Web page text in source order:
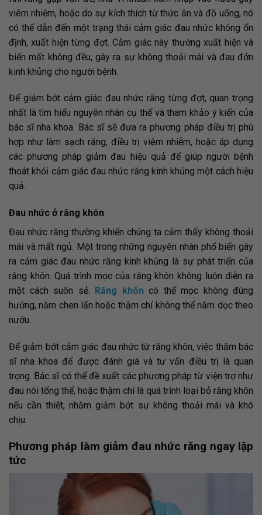
viêm nhiễm, hoặc do sự kích thích từ thức ăn và đồ uống, nó
có thể dẫn đến một trạng thái cảm giác đau nhức không ổn
định, xuất hiện từng đợt. Cảm giác này thường xuất hiện và
biến mất không đều, gây ra sự không thoải mái và đau đớn
kinh khủng cho người bệnh.
Để giảm bớt cảm giác đau nhức răng từng đợt, quan trọng
nhất là tìm hiểu nguyên nhân cụ thể và tham khảo ý kiến của
bác sĩ nha khoa. Bác sĩ sẽ đưa ra phương pháp điều trị phù
hợp như làm sạch răng, điều trị viêm nhiễm, hoặc áp dụng
các phương pháp giảm đau hiệu quả để giúp người bệnh
thoát khỏi cảm giác đau nhức răng kinh khủng một cách hiệu
quả.
Đau nhức ở răng khôn
Đau nhức răng thường khiến chúng ta cảm thấy không thoải
mái và mất ngủ. Một trong những nguyên nhân phổ biến gây
ra cảm giác đau nhức răng kinh khủng là sự phát triển của
răng khôn. Quá trình mọc của răng khôn không luôn diễn ra
một cách suôn sẻ.
Răng khôncó thể mọc không đúng
hướng, nằm chen lấn hoặc thậm chí không thể nằm dọc theo
nướu.
Để giảm bớt cảm giác đau nhức từ răng khôn, việc thăm bác
sĩ nha khoa để được đánh giá và tư vấn điều trị là quan
trọng. Bác sĩ có thể đề xuất các phương pháp từ viện trợ như
đau nói tổng thể, hoặc thậm chí là quá trình loại bỏ răng khôn
nếu cần thiết, nhằm giảm bớt sự không thoải mái và khó
chịu.
Phương pháp làm giảm đau nhức răng ngay lập
tức